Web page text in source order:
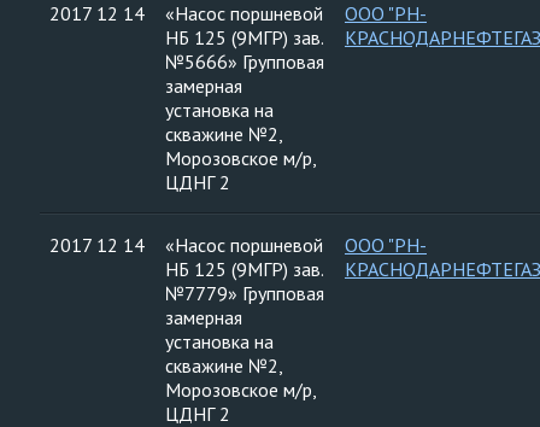
2017 12 14
«Насос поршневой
НБ 125 (9МГР) зав.
№5666» Групповая
замерная
установка на
скважине №2,
Морозовское м/р,
ЦДНГ 2
ООО "РН-
2017 12 14
«Насос поршневой
НБ 125 (9МГР) зав.
№7779» Групповая
замерная
установка на
скважине №2,
Морозовское м/р,
ЦДНГ 2
ООО "РН-